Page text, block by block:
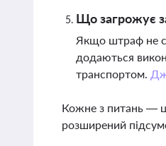
Що загрожує
Якщо штраф не
додаються
транспортом.
Кожне з питань —
розширений